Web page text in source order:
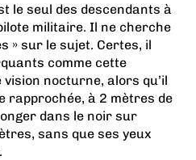
le seul des descendants à
militaire. Il ne cherche
» sur le sujet. Certes, il
comme cette
nocturne, alors qu’il
rapprochée, à 2 mètres de
dans le noir sur
sans que ses yeux